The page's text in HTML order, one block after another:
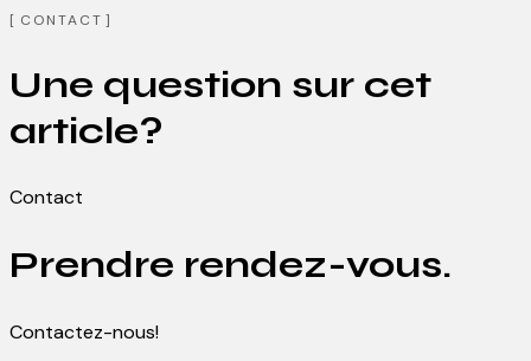
CONTACT
Une question sur cet
article?
Contact
Prendre rendez-vous.
Contactez-nous!